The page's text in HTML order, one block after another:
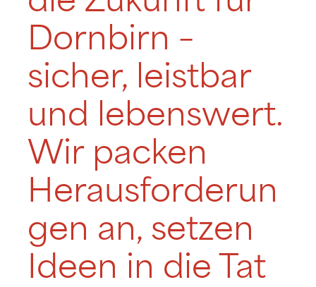
Dornbirn –
sicher, leistbar
und lebenswert.
Wir packen
Herausforderun
gen an, setzen
Ideen in die Tat